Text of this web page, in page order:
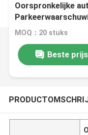
Oorspronkelijke
Terugdraaien
MOQ：20 stuks
Beste prijs